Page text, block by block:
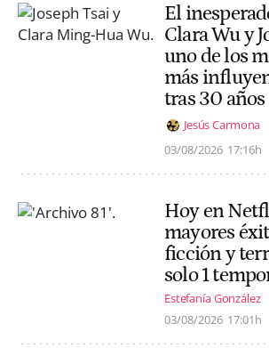
El
Clara Wu y
uno de los
más
tras 30
Jesús Carmona
03/08/2026 17:16h
Hoy en
mayores
ficción y
solo 1
Estefanía González
03/08/2026 17:01h